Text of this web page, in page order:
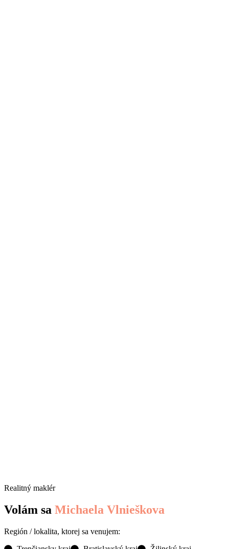
Realitný maklér
Volám sa Michaela Vlnieškova
Región / lokalita, ktorej sa venujem: